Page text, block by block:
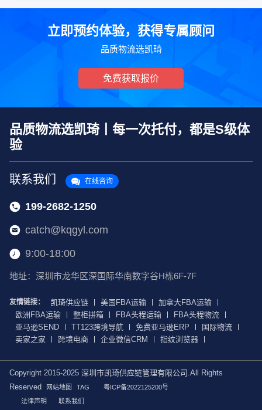
立即预约体验，获得专属顾问
品质物流选凯琦
免费获取报价
品质物流选凯琦丨每一次托付，都是S级体
验
联系我们 在线咨询
199-2682-1250
catch@kqgyl.com
9:00-18:00
地址：深圳市龙华区深国际华南数字谷H栋6F-7F
友情链接： 凯琦供应链 美国FBA运输
加拿大FBA运输
欧洲FBA运输
整柜拼箱 FBA头程运输
FBA头程物流
亚马逊SEND
TT123跨境导航 免费亚马逊ERP
国际物流
卖家之家
跨境电商 企业微信CRM 指纹浏览器
Copyright 2015-2025 深圳市凯琦供应链管理有限公司.All Rights
Reserved
网站地图 TAG
粤ICP备2022125200号
法律声明
联系我们